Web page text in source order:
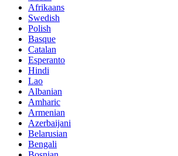
Afrikaans
Swedish
Polish
Basque
Catalan
Esperanto
Hindi
Lao
Albanian
Amharic
Armenian
Azerbaijani
Belarusian
Bengali